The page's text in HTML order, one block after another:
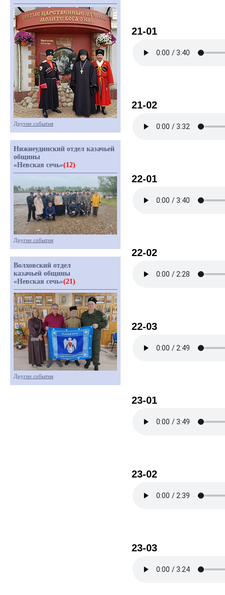
21-01
21-02
22-01
22-02
22-03
23-01
23-02
23-03
Другие события
Нижнеудинский отдел казачьей
общины
«Невская сечь»(12)
Другие события
Волховский отдел
казачьей общины
«Невская сечь»(21)
Другие события